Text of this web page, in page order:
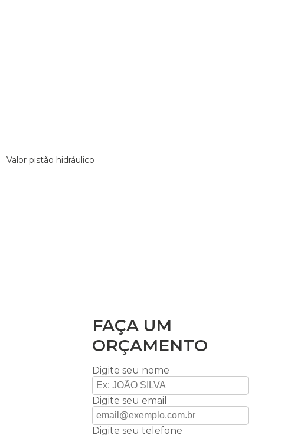
Valor pistão hidráulico
FAÇA UM
ORÇAMENTO
Digite seu nome
Digite seu email
Digite seu telefone